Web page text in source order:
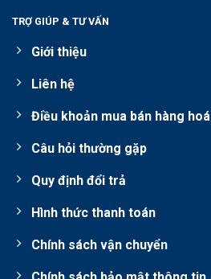
TRỢ GIÚP & TƯ VẤN
Giới thiệu
Liên hệ
Điều khoản mua bán hàng hoá
Câu hỏi thường gặp
Quy định đổi trả
Hình thức thanh toán
Chính sách vận chuyển